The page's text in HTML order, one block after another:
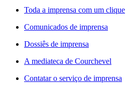
Toda a imprensa com um clique
Comunicados de imprensa
Dossiês de imprensa
A mediateca de Courchevel
Contatar o serviço de imprensa